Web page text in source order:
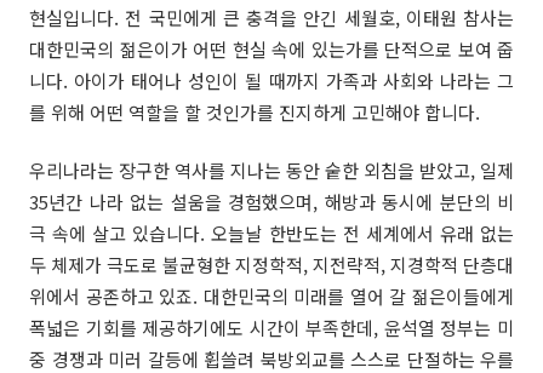
현실입니다. 전 국민에게 큰 충격을 안긴 세월호, 이태원 참사는
대한민국의 젊은이가 어떤 현실 속에 있는가를 단적으로 보여 줍
니다. 아이가 태어나 성인이 될 때까지 가족과 사회와 나라는 그
를 위해 어떤 역할을 할 것인가를 진지하게 고민해야 합니다.
우리나라는 장구한 역사를 지나는 동안 숱한 외침을 받았고, 일제
35년간 나라 없는 설움을 경험했으며, 해방과 동시에 분단의 비
극 속에 살고 있습니다. 오늘날 한반도는 전 세계에서 유래 없는
두 체제가 극도로 불균형한 지정학적, 지전략적, 지경학적 단층대
위에서 공존하고 있죠. 대한민국의 미래를 열어 갈 젊은이들에게
폭넓은 기회를 제공하기에도 시간이 부족한데, 윤석열 정부는 미
중 경쟁과 미러 갈등에 휩쓸려 북방외교를 스스로 단절하는 우를